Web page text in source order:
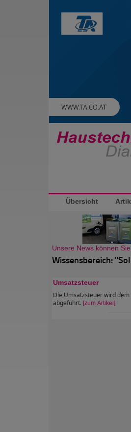
Übersicht
Unsere News können
Wissensbereich:
Umsatzsteuer
Die Umsatzsteuer wird
abgeführt. [zum Artikel]